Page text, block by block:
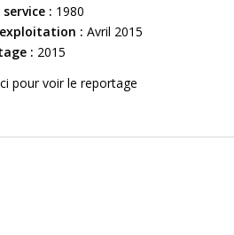
: 1980
: Avril 2015
: 2015
pour voir le reportage